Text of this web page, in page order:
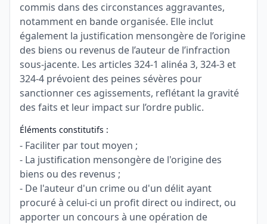
commis dans des circonstances aggravantes,
notamment en bande organisée. Elle inclut
également la justification mensongère de l’origine
des biens ou revenus de l’auteur de l’infraction
sous-jacente. Les articles 324-1 alinéa 3, 324-3 et
324-4 prévoient des peines sévères pour
sanctionner ces agissements, reflétant la gravité
des faits et leur impact sur l’ordre public.
Éléments constitutifs :
- Faciliter par tout moyen ;
- La justification mensongère de l'origine des
biens ou des revenus ;
- De l'auteur d'un crime ou d'un délit ayant
procuré à celui-ci un profit direct ou indirect, ou
apporter un concours à une opération de